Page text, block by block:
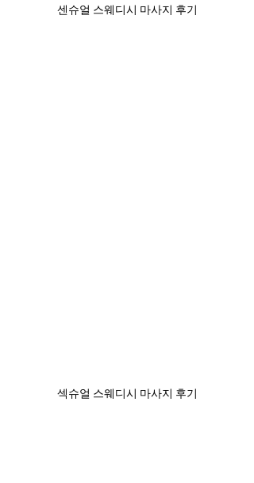
센슈얼 스웨디시 마사지 후기
섹슈얼 스웨디시 마사지 후기